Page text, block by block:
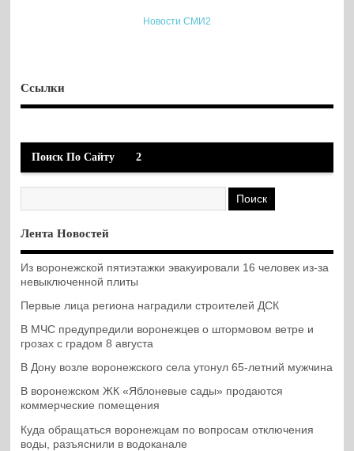
Новости СМИ2
Ссылки
Поиск По Сайту 2
Лента Новостей
Из воронежской пятиэтажки эвакуировали 16 человек из-за
невыключенной плиты
Первые лица региона наградили строителей ДСК
В МЧС предупредили воронежцев о штормовом ветре и
грозах с градом 8 августа
В Дону возле воронежского села утонул 65-летний мужчина
В воронежском ЖК «Яблоневые сады» продаются
коммерческие помещения
Куда обращаться воронежцам по вопросам отключения
воды, разъяснили в водоканале